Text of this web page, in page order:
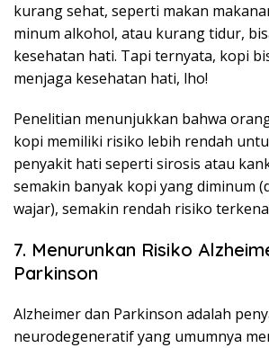
kurang sehat, seperti makan
minum alkohol, atau kurang tidur,
kesehatan hati. Tapi ternyata, kopi
menjaga kesehatan hati, lho!
Penelitian menunjukkan bahwa
kopi memiliki risiko lebih rendah
penyakit hati seperti sirosis atau
semakin banyak kopi yang diminum
wajar), semakin rendah risiko
7. Menurunkan Risiko
Parkinson
Alzheimer dan Parkinson adalah
neurodegeneratif yang umumnya